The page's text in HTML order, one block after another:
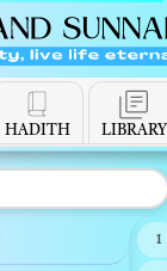
HADITH LIBRARY
1